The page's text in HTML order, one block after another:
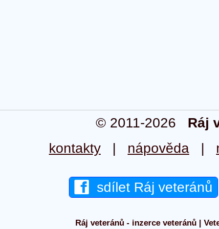
© 2011-2026 Ráj
kontakty | nápověda |
sdílet Ráj veteránů
Ráj veteránů - inzerce veteránů |